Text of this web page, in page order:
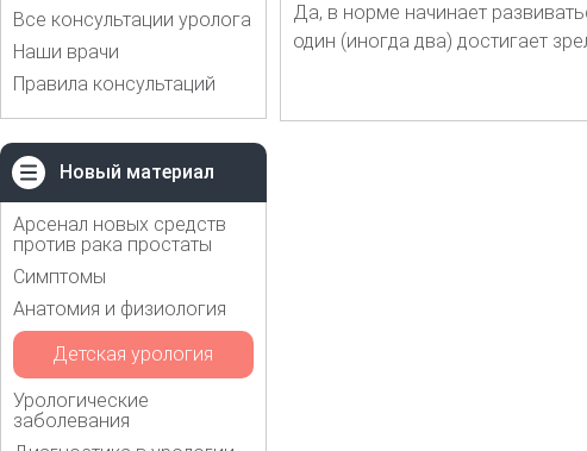
Все консультации уролога
Наши врачи
Правила консультаций
Новый материал
Арсенал новых средств
против рака простаты
Симптомы
Анатомия и физиология
Детская урология
Урологические
заболевания
Да, в норме начинает
один (иногда два) достигает